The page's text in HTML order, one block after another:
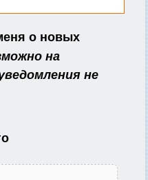
о новых
на
не